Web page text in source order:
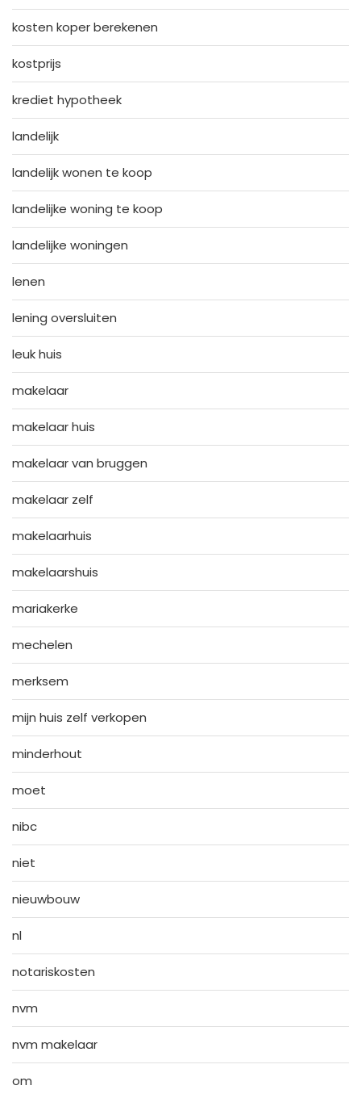
kosten koper berekenen
kostprijs
krediet hypotheek
landelijk
landelijk wonen te koop
landelijke woning te koop
landelijke woningen
lenen
lening oversluiten
leuk huis
makelaar
makelaar huis
makelaar van bruggen
makelaar zelf
makelaarhuis
makelaarshuis
mariakerke
mechelen
merksem
mijn huis zelf verkopen
minderhout
moet
nibc
niet
nieuwbouw
nl
notariskosten
nvm
nvm makelaar
om